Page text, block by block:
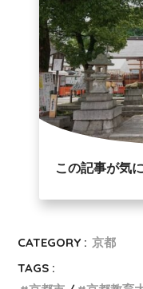
吉祥院天満宮の逸話
この記事が気
CATEGORY : 京都
TAGS :